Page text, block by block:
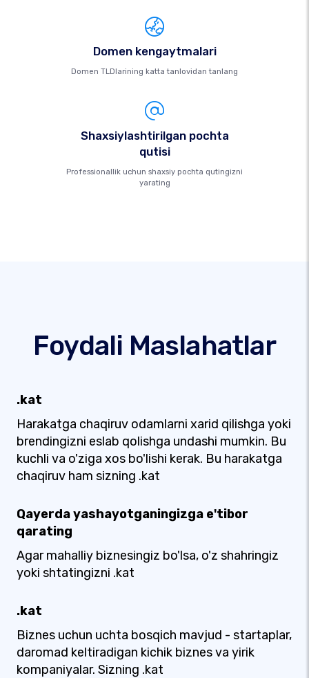
Domen kengaytmalari
Domen TLDlarining katta tanlovidan tanlang
Shaxsiylashtirilgan pochta
qutisi
Professionallik uchun shaxsiy pochta qutingizni
yarating
Foydali Maslahatlar
.kat
Harakatga chaqiruv odamlarni xarid qilishga yoki
brendingizni eslab qolishga undashi mumkin. Bu
kuchli va o'ziga xos bo'lishi kerak. Bu harakatga
chaqiruv ham sizning .kat
Qayerda yashayotganingizga e'tibor
qarating
Agar mahalliy biznesingiz bo'lsa, o'z shahringiz
yoki shtatingizni .kat
.kat
Biznes uchun uchta bosqich mavjud - startaplar,
daromad keltiradigan kichik biznes va yirik
kompaniyalar. Sizning .kat